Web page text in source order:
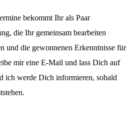
bekommt Ihr als Paar
die Ihr gemeinsam bearbeiten
und die gewonnenen Erkenntnisse für
mir eine E-Mail und lass Dich auf
ich werde Dich informieren, sobald